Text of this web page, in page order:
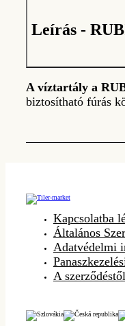
Leírás -
A víztartály a
biztosítható fúrás
Kapcsolatba
Általános
Adatvédelmi
A